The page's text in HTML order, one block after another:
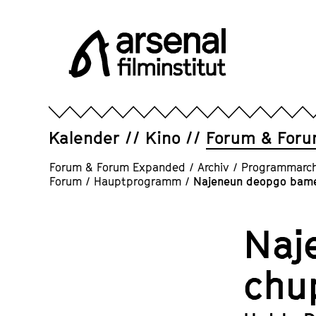
Filminstitut
Kalender Kino Forum &
Forum & Forum Expanded / Archiv /
Forum / Hauptprogramm / Najeneun deopgo